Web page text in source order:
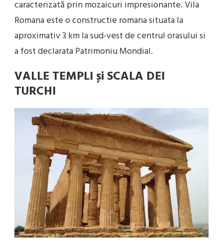
caracterizată prin mozaicuri impresionante. Vila
Romana este o constructie romana situata la
aproximativ 3 km la sud-vest de centrul orasului si
a fost declarata Patrimoniu Mondial.
VALLE TEMPLI și SCALA DEI
TURCHI